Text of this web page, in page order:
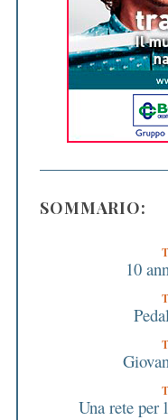
SOMMARIO:
10
Una rete per